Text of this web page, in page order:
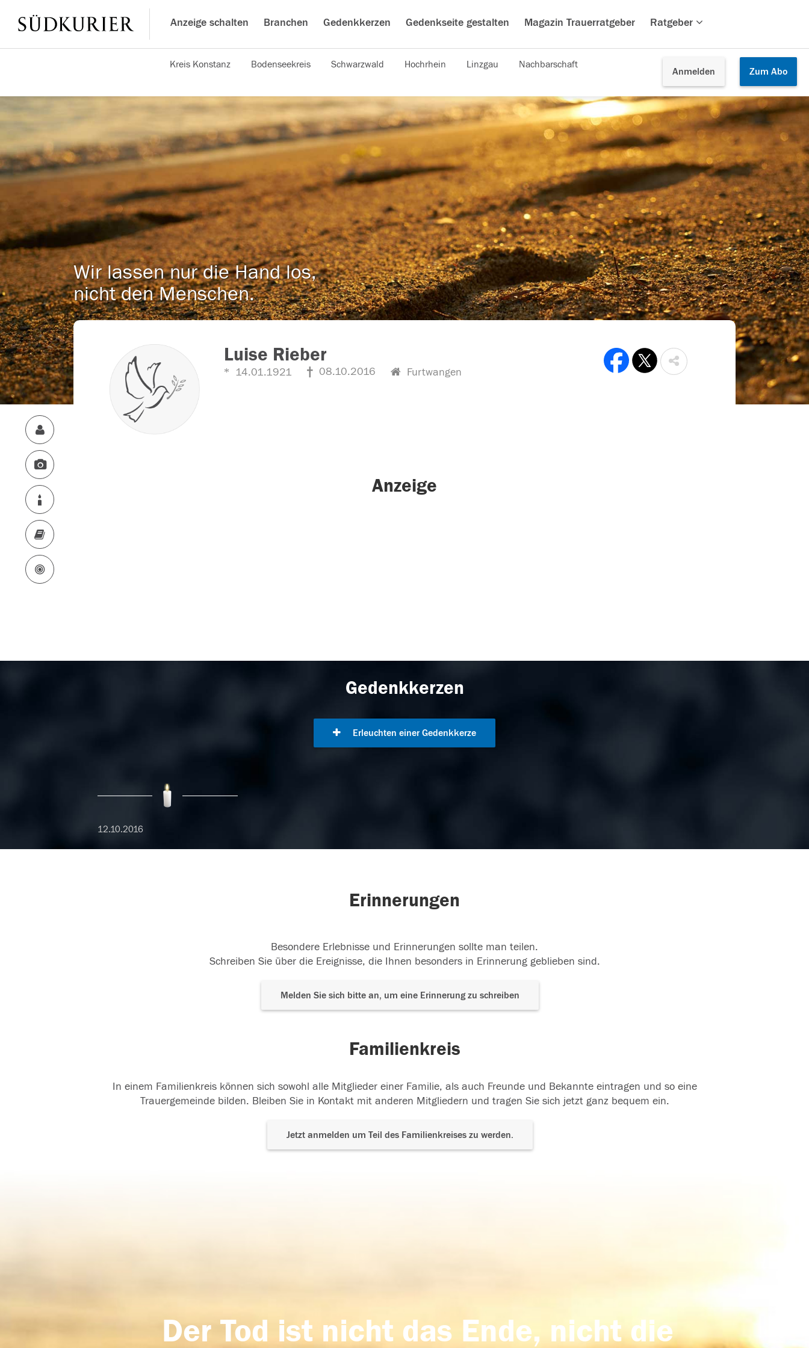
Anzeige schalten Branchen Gedenkkerzen Gedenkseite gestalten Magazin Trauerratgeber Ratgeber
Anmelden Zum Abo
Kreis Konstanz Bodenseekreis Schwarzwald Hochrhein Linzgau Nachbarschaft
Wir lassen nur die Hand los,
nicht den Menschen.
Luise Rieber
14.01.1921 08.10.2016 Furtwangen
Anzeige
Gedenkkerzen
Erleuchten einer Gedenkkerze
12.10.2016
Erinnerungen
Besondere Erlebnisse und Erinnerungen sollte man teilen.
Schreiben Sie über die Ereignisse, die Ihnen besonders in Erinnerung geblieben sind.
Melden Sie sich bitte an, um eine Erinnerung zu schreiben
Familienkreis
In einem Familienkreis können sich sowohl alle Mitglieder einer Familie, als auch Freunde und Bekannte eintragen und so eine
Trauergemeinde bilden. Bleiben Sie in Kontakt mit anderen Mitgliedern und tragen Sie sich jetzt ganz bequem ein.
Jetzt anmelden um Teil des Familienkreises zu werden.
Der Tod ist nicht das Ende, nicht die